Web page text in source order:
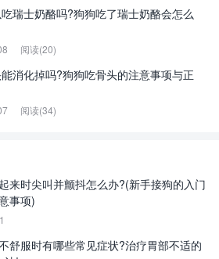
瑞士奶酪吗?狗狗吃了瑞士奶酪会怎么
阅读(20)
消化掉吗?狗狗吃骨头的注意事项与正
阅读(34)
来时尖叫并颤抖怎么办?(新手接狗的入门
事项)
舒服时有哪些常见症状?治疗胃部不适的